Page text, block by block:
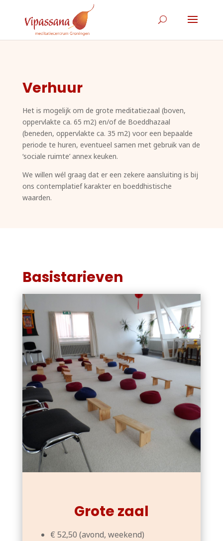
Verhuur
Het is mogelijk om de grote meditatiezaal (boven,
oppervlakte ca. 65 m2) en/of de Boeddhazaal
(beneden, oppervlakte ca. 35 m2) voor een bepaalde
periode te huren, eventueel samen met gebruik van de
‘sociale ruimte’ annex keuken.
We willen wél graag dat er een zekere aansluiting is bij
ons contemplatief karakter en boeddhistische
waarden.
Basistarieven
Grote zaal
€ 52,50 (avond, weekend)